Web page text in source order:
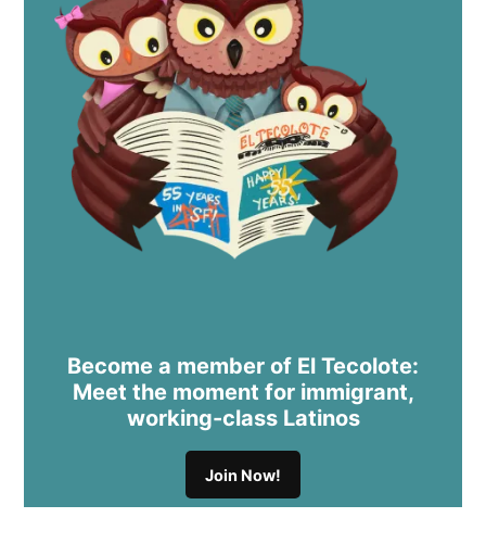
Become a member of El Tecolote:
Meet the moment for immigrant,
working-class Latinos
Join Now!